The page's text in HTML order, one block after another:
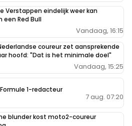
Verstappen eindelijk weer kan
een Red Bull
Vandaag, 16:15
coureur zet aansprekende
hoofd: "Dat is het minimale doel"
Vandaag, 15:25
1-redacteur
7 aug. 07:20
blunder kost moto2-coureur